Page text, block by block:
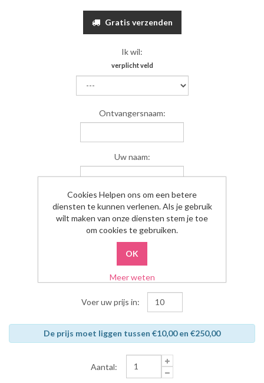
Gratis verzenden
Ik wil:
verplicht veld
Ontvangersnaam:
Uw naam:
Bericht:
Voer uw prijs in:
De prijs moet liggen tussen €10,00 en €250,00
Aantal:
Cookies Helpen ons om een betere
diensten te kunnen verlenen. Als je gebruik
wilt maken van onze diensten stem je toe
om cookies te gebruiken.
Meer weten